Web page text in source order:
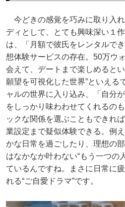
今どきの感覚を巧みに取り入れ
ディとして、とても興味深い１
は、「月額で彼氏をレンタルで
想体験サービスの存在。50万ウ
会えて、デートまで楽しめると
願望を可視化した世界”といえる
ャルの世界に入り込み、「自分
をしっかり味わわせてくれるの
ックな関係を選ぶこともできれ
業設定まで疑似体験できる。例
かな日常を過ごしたり、理想の
はなかなか叶わない“もう一つの
ているんですね。まさに日常に
れる“ご自愛ドラマ”です。